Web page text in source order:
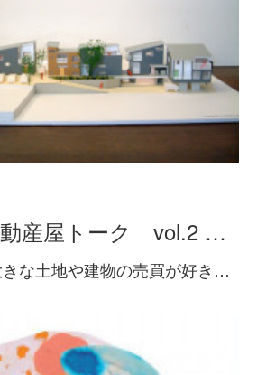
動産屋トーク vol.2 …
な土地や建物の売買が好き…